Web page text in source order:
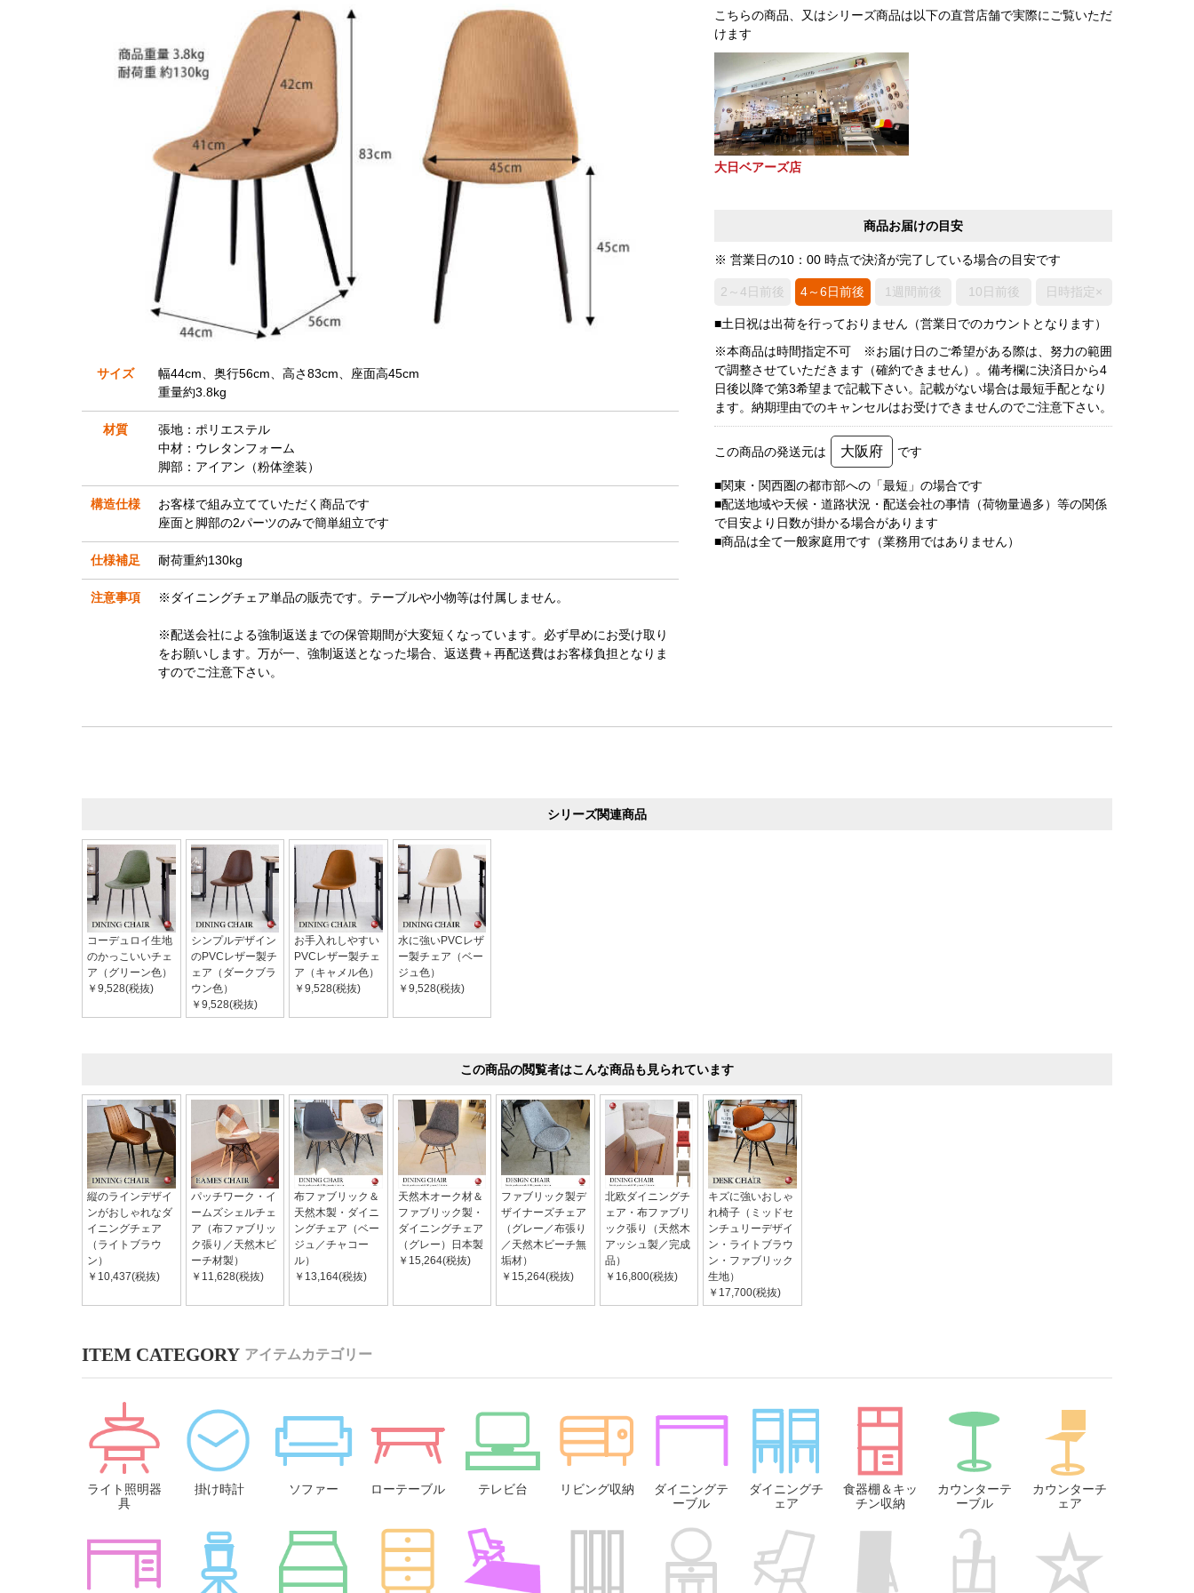
こちらの商品、又はシリーズ商品は以下の直営店舗で実際にご覧いただ
けます
大日ベアーズ店
商品お届けの目安
※ 営業日の10：00 時点で決済が完了している場合の目安です
2～4日前後 4～6日前後 1週間前後 10日前後 日時指定×
■土日祝は出荷を行っておりません（営業日でのカウントとなります）
※本商品は時間指定不可 ※お届け日のご希望がある際は、努力の範囲
で調整させていただきます（確約できません）。備考欄に決済日から4
日後以降で第3希望まで記載下さい。記載がない場合は最短手配となり
ます。納期理由でのキャンセルはお受けできませんのでご注意下さい。
この商品の発送元は 大阪府 です
■関東・関西圏の都市部への「最短」の場合です
■配送地域や天候・道路状況・配送会社の事情（荷物量過多）等の関係
で目安より日数が掛かる場合があります
■商品は全て一般家庭用です（業務用ではありません）
サイズ
幅44cm、奥行56cm、高さ83cm、座面高45cm
重量約3.8kg
材質
張地：ポリエステル
中材：ウレタンフォーム
脚部：アイアン（粉体塗装）
構造仕様
お客様で組み立てていただく商品です
座面と脚部の2パーツのみで簡単組立です
仕様補足 耐荷重約130kg
注意事項 ※ダイニングチェア単品の販売です。テーブルや小物等は付属しません。
※配送会社による強制返送までの保管期間が大変短くなっています。必ず早めにお受け取り
をお願いします。万が一、強制返送となった場合、返送費＋再配送費はお客様負担となりま
すのでご注意下さい。
シリーズ関連商品
コーデュロイ生地
のかっこいいチェ
ア（グリーン色）
￥9,528(税抜)
シンプルデザイン
のPVCレザー製チ
ェア（ダークブラ
ウン色）
￥9,528(税抜)
お手入れしやすい
PVCレザー製チェ
ア（キャメル色）
￥9,528(税抜)
水に強いPVCレザ
ー製チェア（ベー
ジュ色）
￥9,528(税抜)
この商品の閲覧者はこんな商品も見られています
縦のラインデザイ
ンがおしゃれなダ
イニングチェア
（ライトブラウ
ン）
￥10,437(税抜)
パッチワーク・イ
ームズシェルチェ
ア（布ファブリッ
ク張り／天然木ビ
ーチ材製）
￥11,628(税抜)
布ファブリック＆
天然木製・ダイニ
ングチェア（ベー
ジュ／チャコー
ル）
￥13,164(税抜)
天然木オーク材＆
ファブリック製・
ダイニングチェア
（グレー）日本製
￥15,264(税抜)
ファブリック製デ
ザイナーズチェア
（グレー／布張り
／天然木ビーチ無
垢材）
￥15,264(税抜)
北欧ダイニングチ
ェア・布ファブリ
ック張り（天然木
アッシュ製／完成
品）
￥16,800(税抜)
キズに強いおしゃ
れ椅子（ミッドセ
ンチュリーデザイ
ン・ライトブラウ
ン・ファブリック
生地）
￥17,700(税抜)
アイテムカテゴリー
ライト照明器
具
掛け時計 ソファー ローテーブル テレビ台 リビング収納
ダイニングテ
ーブル
ダイニングチ
ェア
食器棚＆キッ
チン収納
カウンターテ
ーブル
カウンターチ
ェア